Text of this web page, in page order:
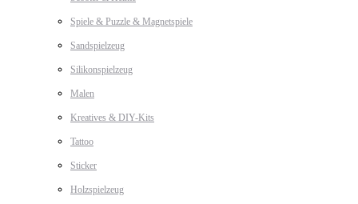
Spiele & Puzzle & Magnetspiele
Sandspielzeug
Silikonspielzeug
Malen
Kreatives & DIY-Kits
Tattoo
Sticker
Holzspielzeug